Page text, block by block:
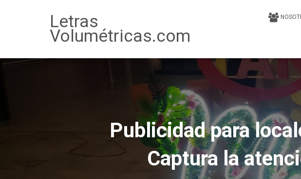
Letras
Volumétricas.com
Publicidad para
Captura la